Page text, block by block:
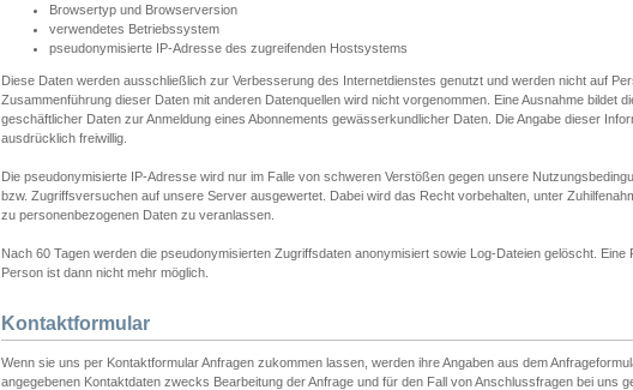
Browsertyp und Browserversion
verwendetes Betriebssystem
pseudonymisierte IP-Adresse des zugreifenden Hostsystems
Diese Daten werden ausschließlich zur Verbesserung des Internetdienstes genutzt und werden nicht auf
Zusammenführung dieser Daten mit anderen Datenquellen wird nicht vorgenommen. Eine Ausnahme bildet
geschäftlicher Daten zur Anmeldung eines Abonnements gewässerkundlicher Daten. Die Angabe dieser
ausdrücklich freiwillig.
Die pseudonymisierte IP-Adresse wird nur im Falle von schweren Verstößen gegen unsere
bzw. Zugriffsversuchen auf unsere Server ausgewertet. Dabei wird das Recht vorbehalten, unter
zu personenbezogenen Daten zu veranlassen.
Nach 60 Tagen werden die pseudonymisierten Zugriffsdaten anonymisiert sowie Log-Dateien gelöscht.
Person ist dann nicht mehr möglich.
Kontaktformular
Wenn sie uns per Kontaktformular Anfragen zukommen lassen, werden ihre Angaben aus dem
angegebenen Kontaktdaten zwecks Bearbeitung der Anfrage und für den Fall von Anschlussfragen bei uns